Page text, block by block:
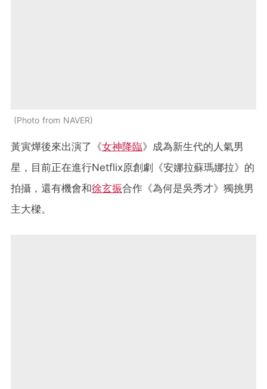
Photo from NAVER
黃寅燁後來出演了《女神降臨》成為新生代的人氣男
星，目前正在進行Netflix原創劇《安娜拉蘇瑪娜拉》的
拍攝，還有機會和徐玄振合作《為何是吳秀才》獨挑男
主大樑。